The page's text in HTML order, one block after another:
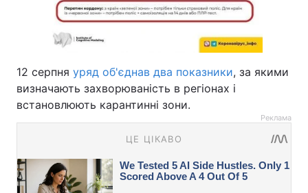
12 серпня уряд об'єднав два показники, за якими
визначають захворюваність в регіонах і
встановлюють карантинні зони.
Реклама